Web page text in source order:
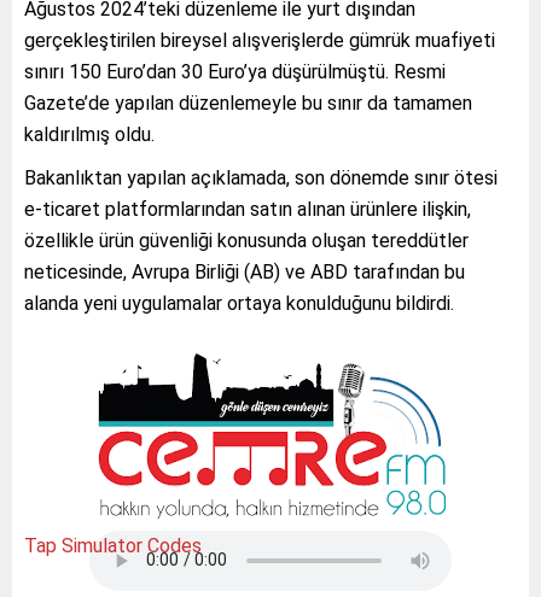
Ağustos 2024’teki düzenleme ile yurt dışından
gerçekleştirilen bireysel alışverişlerde gümrük muafiyeti
sınırı 150 Euro’dan 30 Euro’ya düşürülmüştü. Resmi
Gazete’de yapılan düzenlemeyle bu sınır da tamamen
kaldırılmış oldu.
Bakanlıktan yapılan açıklamada, son dönemde sınır ötesi
e-ticaret platformlarından satın alınan ürünlere ilişkin,
özellikle ürün güvenliği konusunda oluşan tereddütler
neticesinde, Avrupa Birliği (AB) ve ABD tarafından bu
alanda yeni uygulamalar ortaya konulduğunu bildirdi.
Tap Simulator Codes